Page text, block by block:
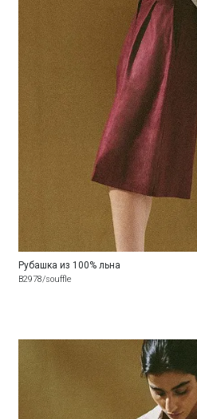
Рубашка из 100% льна
B2978/souffle